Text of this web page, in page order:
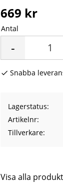
669 kr
Antal
-
Snabba
Lagerstatus
Artikelnr
Tillverkare
Visa alla